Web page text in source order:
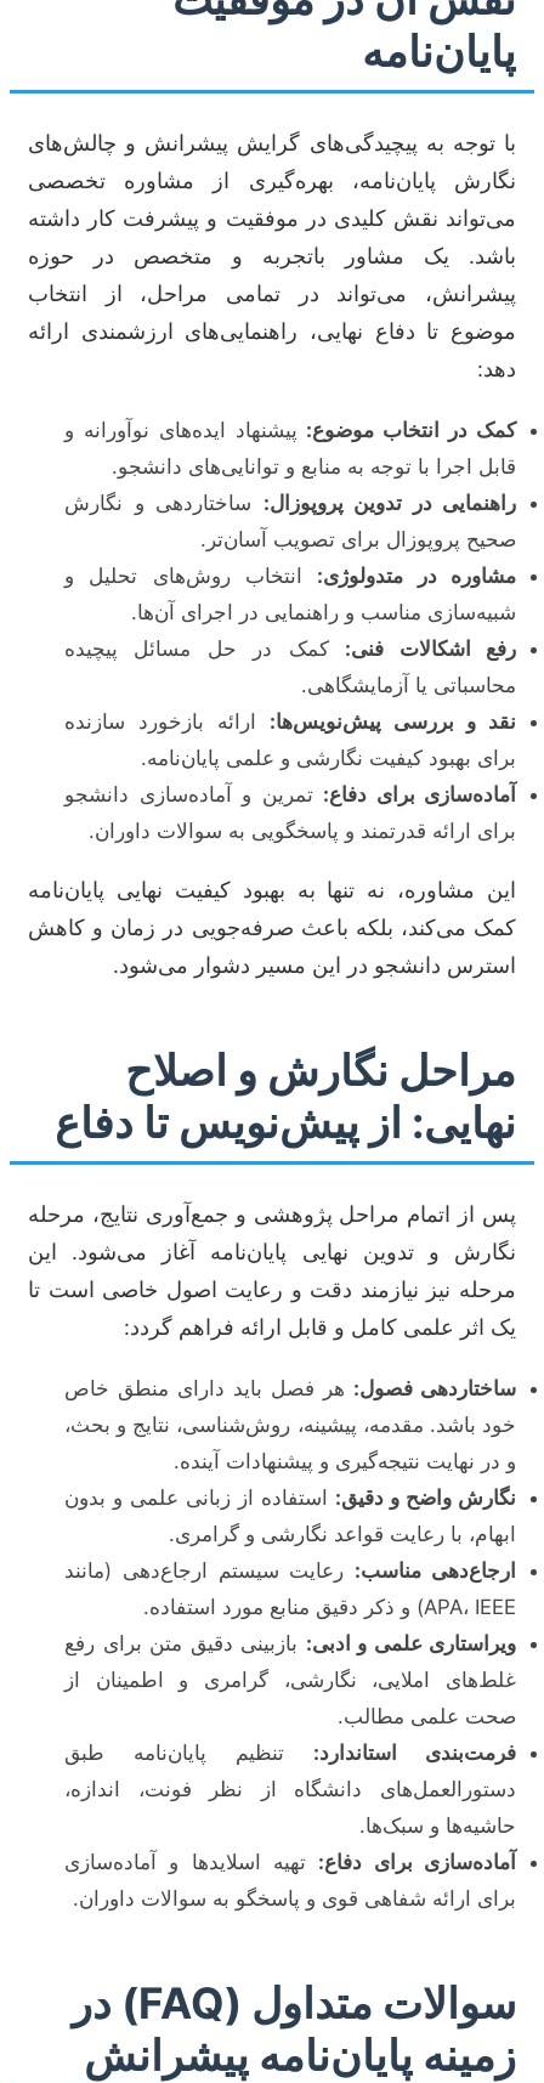
پایان‌نامه
با توجه به پیچیدگی‌های گرایش پیشرانش و چالش‌های
نگارش پایان‌نامه، بهره‌گیری از مشاوره تخصصی
می‌تواند نقش کلیدی در موفقیت و پیشرفت کار داشته
باشد. یک مشاور باتجربه و متخصص در حوزه
پیشرانش، می‌تواند در تمامی مراحل، از انتخاب
موضوع تا دفاع نهایی، راهنمایی‌های ارزشمندی ارائه
دهد:
کمک در انتخاب موضوع: پیشنهاد ایده‌های نوآورانه و
قابل اجرا با توجه به منابع و توانایی‌های دانشجو.
راهنمایی در تدوین پروپوزال: ساختاردهی و نگارش
صحیح پروپوزال برای تصویب آسان‌تر.
مشاوره در متدولوژی: انتخاب روش‌های تحلیل و
شبیه‌سازی مناسب و راهنمایی در اجرای آن‌ها.
رفع اشکالات فنی: کمک در حل مسائل پیچیده
محاسباتی یا آزمایشگاهی.
نقد و بررسی پیش‌نویس‌ها: ارائه بازخورد سازنده
برای بهبود کیفیت نگارشی و علمی پایان‌نامه.
آماده‌سازی برای دفاع: تمرین و آماده‌سازی دانشجو
برای ارائه قدرتمند و پاسخگویی به سوالات داوران.
این مشاوره، نه تنها به بهبود کیفیت نهایی پایان‌نامه
کمک می‌کند، بلکه باعث صرفه‌جویی در زمان و کاهش
استرس دانشجو در این مسیر دشوار می‌شود.
مراحل نگارش و اصلاح
نهایی: از پیش‌نویس تا دفاع
پس از اتمام مراحل پژوهشی و جمع‌آوری نتایج، مرحله
نگارش و تدوین نهایی پایان‌نامه آغاز می‌شود. این
مرحله نیز نیازمند دقت و رعایت اصول خاصی است تا
یک اثر علمی کامل و قابل ارائه فراهم گردد:
ساختاردهی فصول: هر فصل باید دارای منطق خاص
خود باشد. مقدمه، پیشینه، روش‌شناسی، نتایج و بحث،
و در نهایت نتیجه‌گیری و پیشنهادات آینده.
نگارش واضح و دقیق: استفاده از زبانی علمی و بدون
ابهام، با رعایت قواعد نگارشی و گرامری.
ارجاع‌دهی مناسب: رعایت سیستم ارجاع‌دهی (مانند
APA، IEEE) و ذکر دقیق منابع مورد استفاده.
ویراستاری علمی و ادبی: بازبینی دقیق متن برای رفع
غلط‌های املایی، نگارشی، گرامری و اطمینان از
صحت علمی مطالب.
فرمت‌بندی استاندارد: تنظیم پایان‌نامه طبق
دستورالعمل‌های دانشگاه از نظر فونت، اندازه،
حاشیه‌ها و سبک‌ها.
آماده‌سازی برای دفاع: تهیه اسلایدها و آماده‌سازی
برای ارائه شفاهی قوی و پاسخگو به سوالات داوران.
سوالات متداول (FAQ) در
زمینه پایان‌نامه پیشرانش